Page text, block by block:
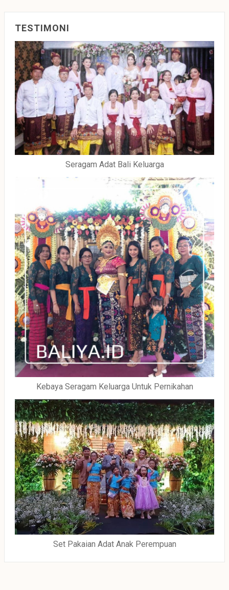
TESTIMONI
Seragam Adat Bali Keluarga
Kebaya Seragam Keluarga Untuk Pernikahan
Set Pakaian Adat Anak Perempuan